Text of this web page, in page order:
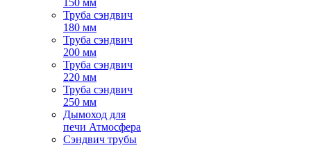
150 мм
Труба сэндвич
180 мм
Труба сэндвич
200 мм
Труба сэндвич
220 мм
Труба сэндвич
250 мм
Дымоход для
печи Атмосфера
Сэндвич трубы